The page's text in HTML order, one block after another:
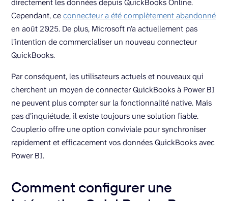
directement les données depuis QuickBooks Online.
Cependant, ceconnecteur a été complètement abandonné
en août 2025. De plus, Microsoft n’a actuellement pas
l’intention de commercialiser un nouveau connecteur
QuickBooks.
Par conséquent, les utilisateurs actuels et nouveaux qui
cherchent un moyen de connecter QuickBooks à Power BI
ne peuvent plus compter sur la fonctionnalité native. Mais
pas d’inquiétude, il existe toujours une solution fiable.
Coupler.io offre une option conviviale pour synchroniser
rapidement et efficacement vos données QuickBooks avec
Power BI.
Comment configurer une